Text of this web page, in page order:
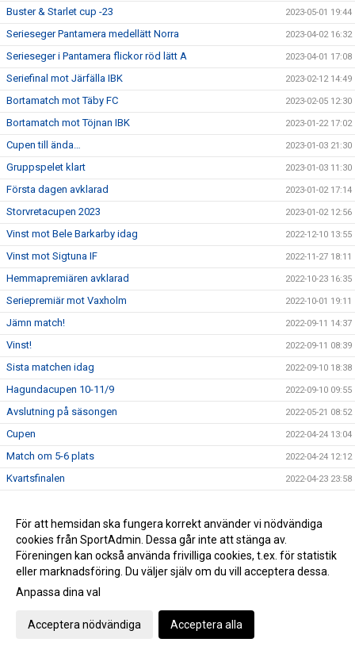
Buster & Starlet cup -23 2023-05-01 19:44
Serieseger Pantamera medellätt Norra 2023-04-02 16:32
Serieseger i Pantamera flickor röd lätt A 2023-04-01 17:08
Seriefinal mot Järfälla IBK 2023-02-12 14:49
Bortamatch mot Täby FC 2023-02-05 12:30
Bortamatch mot Töjnan IBK 2023-01-22 17:02
Cupen till ända… 2023-01-03 21:30
Gruppspelet klart 2023-01-03 11:30
Första dagen avklarad 2023-01-02 17:14
Storvretacupen 2023 2023-01-02 12:56
Vinst mot Bele Barkarby idag 2022-12-10 13:55
Vinst mot Sigtuna IF 2022-11-27 18:11
Hemmapremiären avklarad 2022-10-23 16:35
Seriepremiär mot Vaxholm 2022-10-01 19:11
Jämn match! 2022-09-11 14:37
Vinst! 2022-09-11 08:39
Sista matchen idag 2022-09-10 18:38
Hagundacupen 10-11/9 2022-09-10 09:55
Avslutning på säsongen 2022-05-21 08:52
Cupen 2022-04-24 13:04
Match om 5-6 plats 2022-04-24 12:12
Kvartsfinalen 2022-04-23 23:58
Vinst mot Lindesberg!!! 2022-04-23 10:58
Buster Starlet Cup 22-24/4 2022-04-23 06:16
Gå till Webbversion
För att hemsidan ska fungera korrekt använder vi nödvändiga
cookies från SportAdmin. Dessa går inte att stänga av.
Föreningen kan också använda frivilliga cookies, t.ex. för statistik
eller marknadsföring. Du väljer själv om du vill acceptera dessa.
Anpassa dina val
Acceptera nödvändiga Acceptera alla